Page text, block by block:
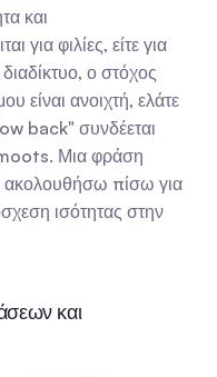
και
για φιλίες, είτε για
ο στόχος
είναι ανοιχτή, ελάτε
back" συνδέεται
Μια φράση
πίσω για
ισότητας στην
και